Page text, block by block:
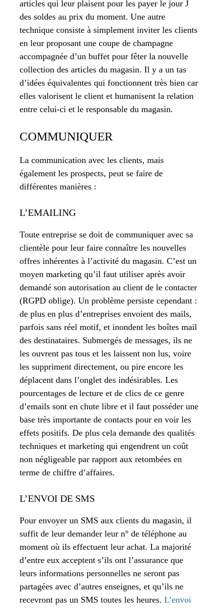
articles qui leur plaisent pour les payer le jour J
des soldes au prix du moment. Une autre
technique consiste à simplement inviter les clients
en leur proposant une coupe de champagne
accompagnée d’un buffet pour fêter la nouvelle
collection des articles du magasin. Il y a un tas
d’idées équivalentes qui fonctionnent très bien car
elles valorisent le client et humanisent la relation
entre celui-ci et le responsable du magasin.
COMMUNIQUER
La communication avec les clients, mais
également les prospects, peut se faire de
différentes manières :
L’EMAILING
Toute entreprise se doit de communiquer avec sa
clientèle pour leur faire connaître les nouvelles
offres inhérentes à l’activité du magasin. C’est un
moyen marketing qu’il faut utiliser après avoir
demandé son autorisation au client de le contacter
(RGPD oblige). Un problème persiste cependant :
de plus en plus d’entreprises envoient des mails,
parfois sans réel motif, et inondent les boîtes mail
des destinataires. Submergés de messages, ils ne
les ouvrent pas tous et les laissent non lus, voire
les suppriment directement, ou pire encore les
déplacent dans l’onglet des indésirables. Les
pourcentages de lecture et de clics de ce genre
d’emails sont en chute libre et il faut posséder une
base très importante de contacts pour en voir les
effets positifs. De plus cela demande des qualités
techniques et marketing qui engendrent un coût
non négligeable par rapport aux retombées en
terme de chiffre d’affaires.
L’ENVOI DE SMS
Pour envoyer un SMS aux clients du magasin, il
suffit de leur demander leur n° de téléphone au
moment où ils effectuent leur achat. La majorité
d’entre eux acceptent s’ils ont l’assurance que
leurs informations personnelles ne seront pas
partagées avec d’autres enseignes, et qu’ils ne
recevront pas un SMS toutes les heures. L’envoi